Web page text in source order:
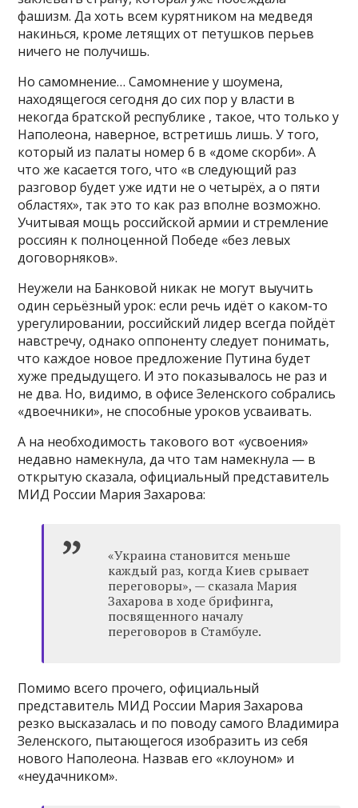
фашизм. Да хоть всем курятником на медведя
накинься, кроме летящих от петушков перьев
ничего не получишь.
Но самомнение… Самомнение у шоумена,
находящегося сегодня до сих пор у власти в
некогда братской республике , такое, что только у
Наполеона, наверное, встретишь лишь. У того,
который из палаты номер 6 в «доме скорби». А
что же касается того, что «в следующий раз
разговор будет уже идти не о четырёх, а о пяти
областях», так это то как раз вполне возможно.
Учитывая мощь российской армии и стремление
россиян к полноценной Победе «без левых
договорняков».
Неужели на Банковой никак не могут выучить
один серьёзный урок: если речь идёт о каком-то
урегулировании, российский лидер всегда пойдёт
навстречу, однако оппоненту следует понимать,
что каждое новое предложение Путина будет
хуже предыдущего. И это показывалось не раз и
не два. Но, видимо, в офисе Зеленского собрались
«двоечники», не способные уроков усваивать.
А на необходимость такового вот «усвоения»
недавно намекнула, да что там намекнула — в
открытую сказала, официальный представитель
МИД России Мария Захарова:
«Украина становится меньше
каждый раз, когда Киев срывает
переговоры», — сказала Мария
Захарова в ходе брифинга,
посвященного началу
переговоров в Стамбуле.
Помимо всего прочего, официальный
представитель МИД России Мария Захарова
резко высказалась и по поводу самого Владимира
Зеленского, пытающегося изобразить из себя
нового Наполеона. Назвав его «клоуном» и
«неудачником».